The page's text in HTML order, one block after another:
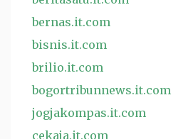
bernas.it.com
bisnis.it.com
brilio.it.com
bogortribunnews.it.com
jogjakompas.it.com
cekaja.it.com